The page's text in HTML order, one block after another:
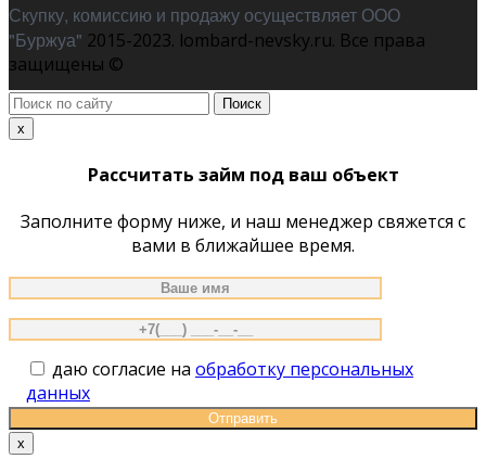
Скупку, комиссию и продажу осуществляет ООО
"Буржуа" 2015-2023. lombard-nevsky.ru. Все права
защищены ©
Поиск
по
x
Рассчитать займ под ваш объект
Заполните форму ниже, и наш менеджер свяжется с
вами в ближайшее время.
даю согласие на обработку персональных
данных
x